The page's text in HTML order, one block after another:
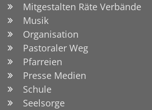
Mitgestalten Räte Verbände
Musik
Organisation
Pastoraler Weg
Pfarreien
Presse Medien
Schule
Seelsorge